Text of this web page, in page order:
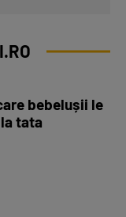
bebelușii le
tata